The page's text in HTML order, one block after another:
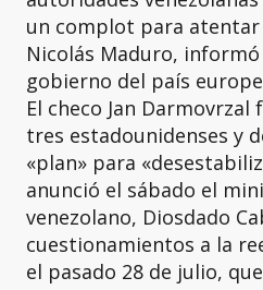
un complot para
Nicolás Maduro,
gobierno del país
El checo Jan
tres estadounidenses y
«plan» para
anunció el sábado el
venezolano, Diosdado
cuestionamientos a la
el pasado 28 de julio,